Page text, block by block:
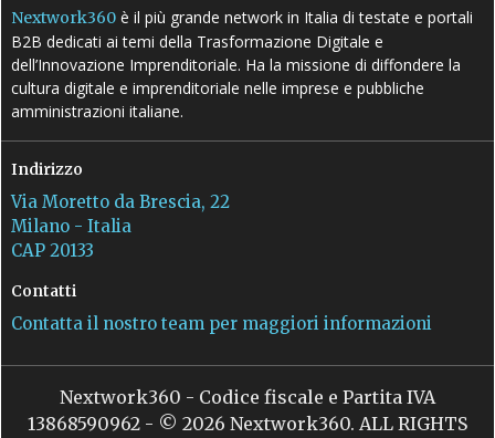
Nextwork360 è il più grande network in Italia di testate e portali
B2B dedicati ai temi della Trasformazione Digitale e
dell’Innovazione Imprenditoriale. Ha la missione di diffondere la
cultura digitale e imprenditoriale nelle imprese e pubbliche
amministrazioni italiane.
Indirizzo
Via Moretto da Brescia, 22
Milano - Italia
CAP 20133
Contatti
Contatta il nostro team per maggiori informazioni
Nextwork360 - Codice fiscale e Partita IVA
13868590962 - © 2026 Nextwork360. ALL RIGHTS